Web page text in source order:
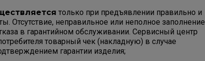
только при предъявлении правильно и
Отсутствие, неправильное или неполное заполнение
в гарантийном обслуживании. Сервисный центр
товарный чек (накладную) в случае
гарантии изделия;